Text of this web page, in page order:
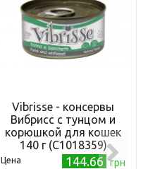
Vibrisse - консервы
Вибрисс с тунцом и
корюшкой для кошек
140 г (C1018359)
Цена 144.66 грн